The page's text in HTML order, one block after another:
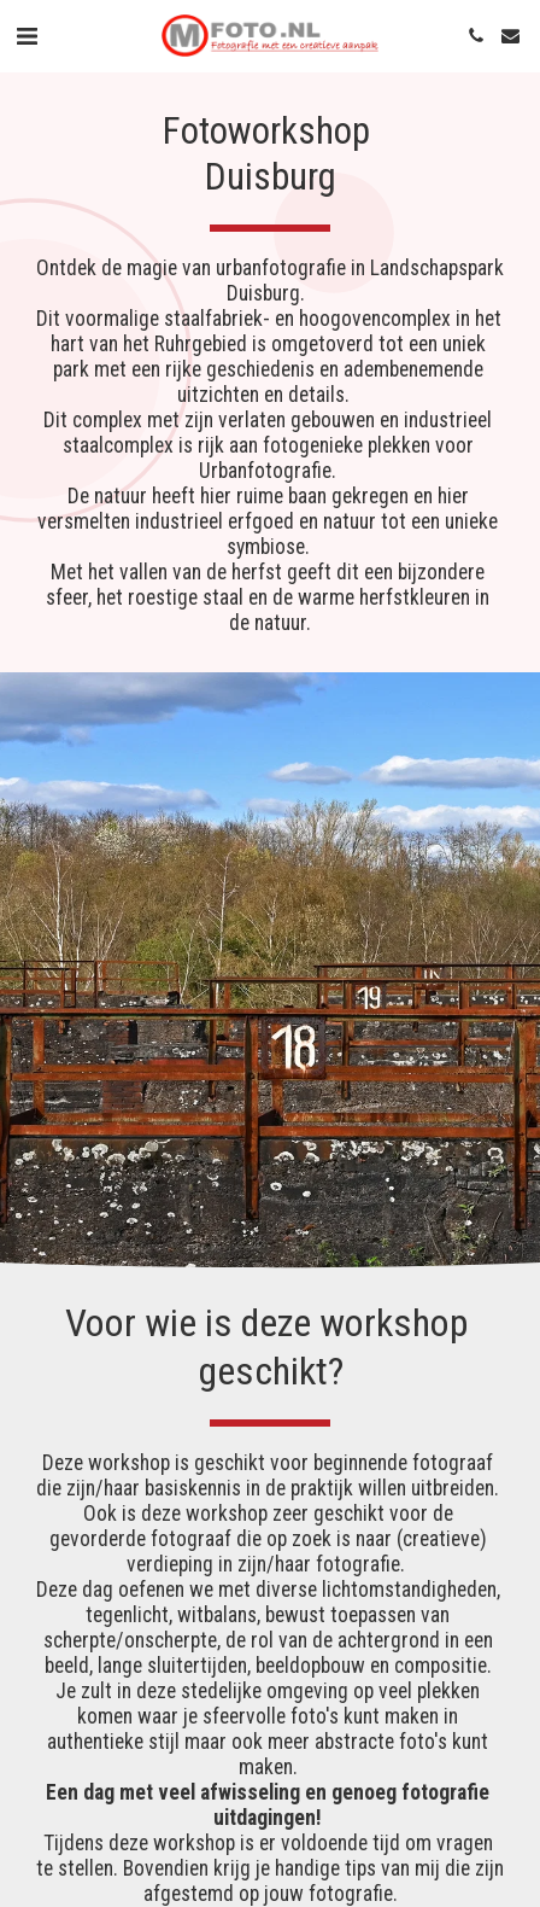
Fotoworkshop
Duisburg
Ontdek de magie van urbanfotografie in Landschapspark
Duisburg.
Dit voormalige staalfabriek- en hoogovencomplex in het
hart van het Ruhrgebied is omgetoverd tot een uniek
park met een rijke geschiedenis en adembenemende
uitzichten en details.
Dit complex met zijn verlaten gebouwen en industrieel
staalcomplex is rijk aan fotogenieke plekken voor
Urbanfotografie.
De natuur heeft hier ruime baan gekregen en hier
versmelten industrieel erfgoed en natuur tot een unieke
symbiose.
Met het vallen van de herfst geeft dit een bijzondere
sfeer, het roestige staal en de warme herfstkleuren in
de natuur.
Voor wie is deze workshop
geschikt?
Deze workshop is geschikt voor beginnende fotograaf
die zijn/haar basiskennis in de praktijk willen uitbreiden.
Ook is deze workshop zeer geschikt voor de
gevorderde fotograaf die op zoek is naar (creatieve)
verdieping in zijn/haar fotografie.
Deze dag oefenen we met diverse lichtomstandigheden,
tegenlicht, witbalans, bewust toepassen van
scherpte/onscherpte, de rol van de achtergrond in een
beeld, lange sluitertijden, beeldopbouw en compositie.
Je zult in deze stedelijke omgeving op veel plekken
komen waar je sfeervolle foto's kunt maken in
authentieke stijl maar ook meer abstracte foto's kunt
maken.
Een dag met veel afwisseling en genoeg fotografie
uitdagingen!
Tijdens deze workshop is er voldoende tijd om vragen
te stellen. Bovendien krijg je handige tips van mij die zijn
afgestemd op jouw fotografie.